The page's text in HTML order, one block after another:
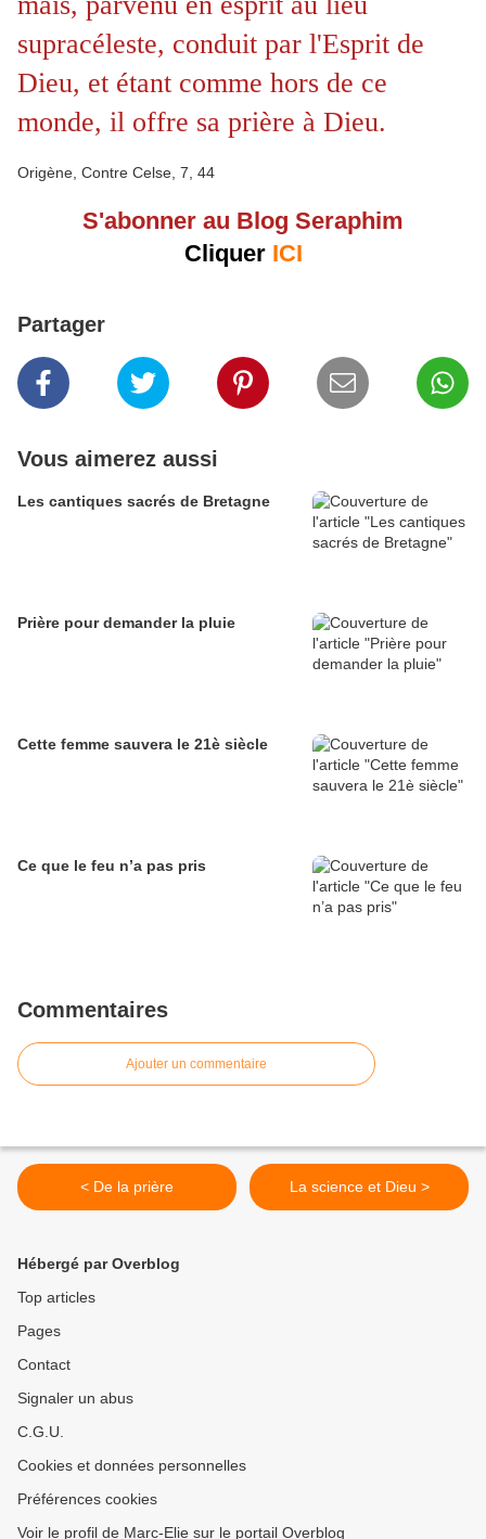
supracéleste, conduit par l'Esprit de
Dieu, et étant comme hors de ce
monde, il offre sa prière à Dieu.
Origène, Contre Celse, 7, 44
S'abonner au Blog Seraphim
Cliquer ICI
Partager
Vous aimerez aussi
Les cantiques sacrés de Bretagne
Prière pour demander la pluie
Cette femme sauvera le 21è siècle
Ce que le feu n’a pas pris
Commentaires
Ajouter un commentaire
< De la prière La science et Dieu >
Hébergé par Overblog
Top articles
Pages
Contact
Signaler un abus
C.G.U.
Cookies et données personnelles
Préférences cookies
Voir le profil de Marc-Elie sur le portail Overblog